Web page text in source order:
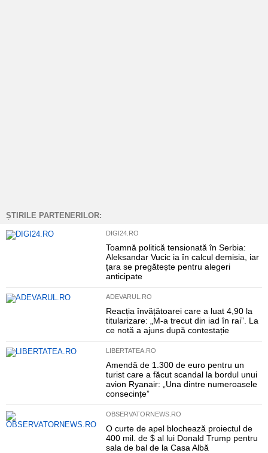
ȘTIRILE PARTENERILOR:
DIGI24.RO
Toamnă politică tensionată în Serbia:
Aleksandar Vucic ia în calcul demisia, iar
țara se pregătește pentru alegeri
anticipate
ADEVARUL.RO
Reacția învățătoarei care a luat 4,90 la
titularizare: „M-a trecut din iad în rai”. La
ce notă a ajuns după contestație
LIBERTATEA.RO
Amendă de 1.300 de euro pentru un
turist care a făcut scandal la bordul unui
avion Ryanair: „Una dintre numeroasele
consecințe”
OBSERVATORNEWS.RO
O curte de apel blochează proiectul de
400 mil. de $ al lui Donald Trump pentru
sala de bal de la Casa Albă